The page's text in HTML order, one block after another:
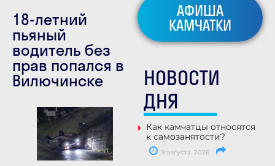
18-летний
пьяный
водитель без
прав попался в
Вилючинске
АФИША
КАМЧАТКИ
НОВОСТИ
ДНЯ
Как камчатцы относятся
к самозанятости?
9 августа, 2026